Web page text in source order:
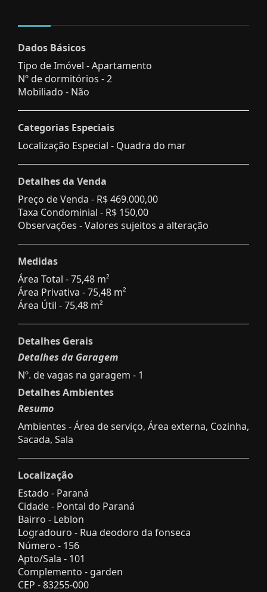
Dados Básicos
Tipo de Imóvel - Apartamento
Nº de dormitórios - 2
Mobiliado - Não
Categorias Especiais
Localização Especial - Quadra do mar
Detalhes da Venda
Preço de Venda - R$ 469.000,00
Taxa Condominial - R$ 150,00
Observações - Valores sujeitos a alteração
Medidas
Área Total - 75,48 m²
Área Privativa - 75,48 m²
Área Útil - 75,48 m²
Detalhes Gerais
Detalhes da Garagem
Nº. de vagas na garagem - 1
Detalhes Ambientes
Resumo
Ambientes - Área de serviço, Área externa, Cozinha,
Sacada, Sala
Localização
Estado - Paraná
Cidade - Pontal do Paraná
Bairro - Leblon
Logradouro - Rua deodoro da fonseca
Número - 156
Apto/Sala - 101
Complemento - garden
CEP -83255-000